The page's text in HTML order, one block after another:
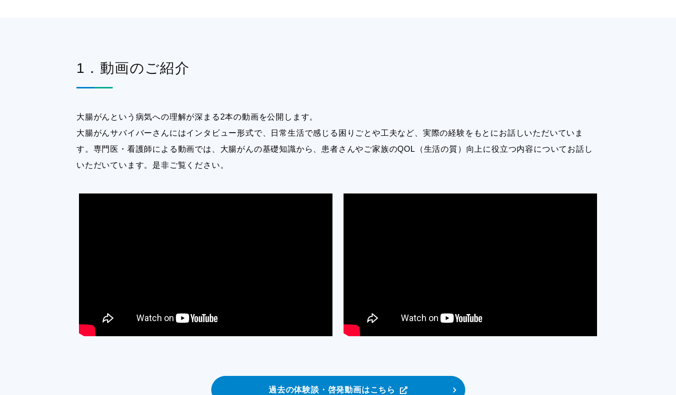
1．動画のご紹介
大腸がんという病気への理解が深まる2本の動画を公開します。
大腸がんサバイバーさんにはインタビュー形式で、日常生活で感じる困りごとや工夫など、実際の経験をもとにお話しいただいていま
す。専門医・看護師による動画では、大腸がんの基礎知識から、患者さんやご家族のQOL（生活の質）向上に役立つ内容についてお話し
いただいています。是非ご覧ください。
過去の体験談・啓発動画はこちら